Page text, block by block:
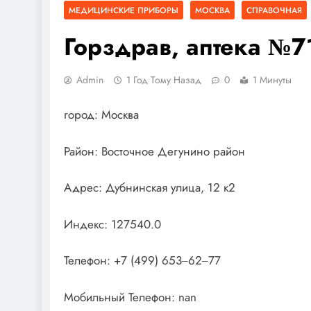
МЕДИЦИНСКИЕ ПРИБОРЫ МОСКВА СПРАВОЧНАЯ
Горздрав, аптека
Admin 1 Год Тому Назад 0 1 Минуты
город: Москва
Район: Восточное Дегунино район
Адрес: Дубнинская улица, 12 к2
Индекс: 127540.0
Телефон: +7 (499) 653‒62‒77
Мобильный Телефон: nan